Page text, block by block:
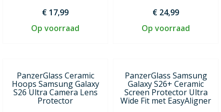
€ 17,99
Op voorraad
€ 24,99
Op voorraad
PanzerGlass Ceramic
Hoops Samsung Galaxy
S26 Ultra Camera Lens
Protector
PanzerGlass Samsung
Galaxy S26+ Ceramic
Screen Protector Ultra
Wide Fit met EasyAligner